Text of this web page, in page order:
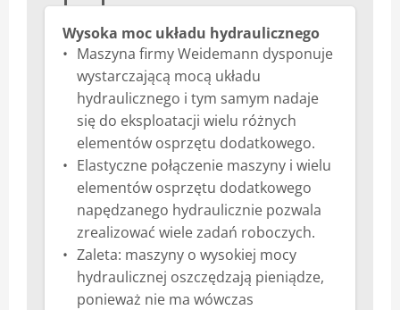
Wysoka moc układu hydraulicznego
Maszyna firmy Weidemann dysponuje
wystarczającą mocą układu
hydraulicznego i tym samym nadaje
się do eksploatacji wielu różnych
elementów osprzętu dodatkowego.
Elastyczne połączenie maszyny i wielu
elementów osprzętu dodatkowego
napędzanego hydraulicznie pozwala
zrealizować wiele zadań roboczych.
Zaleta: maszyny o wysokiej mocy
hydraulicznej oszczędzają pieniądze,
ponieważ nie ma wówczas